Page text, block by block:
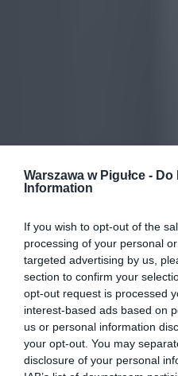
Warszawa w Pigułce - Do
Information
If you wish to opt-out of the
processing of your personal
targeted advertising by us,
section to confirm your
opt-out request is processed
interest-based ads based on
us or personal information
your opt-out. You may
disclosure of your personal